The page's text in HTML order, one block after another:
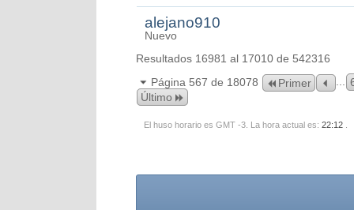
alejano910
Nuevo
Resultados 16981 al 17010 de 542316
Página 567 de 18078
Primer
Último
El huso horario es GMT -3. La hora actual es: 22:12